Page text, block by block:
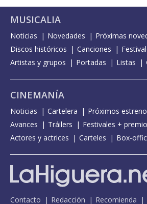
MUSICALIA
Noticias Novedades
Próximas
Discos históricos
Canciones
Artistas y grupos
Portadas Listas
CINEMANÍA
Noticias Cartelera Próximos
Avances
Tráilers
Festivales +
Actores y actrices
Carteles Box-
Contacto Redacción Recomienda